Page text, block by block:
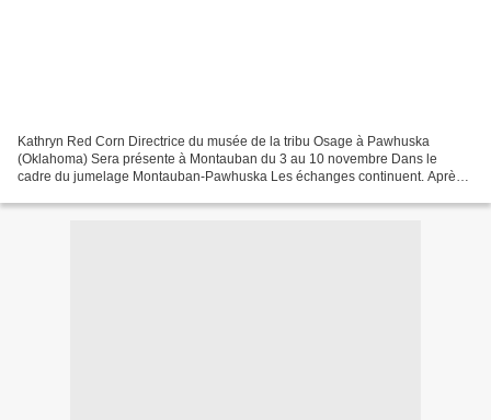
Kathryn Red Corn Directrice du musée de la tribu Osage à Pawhuska
(Oklahoma) Sera présente à Montauban du 3 au 10 novembre Dans le
cadre du jumelage Montauban-Pawhuska Les échanges continuent. Après